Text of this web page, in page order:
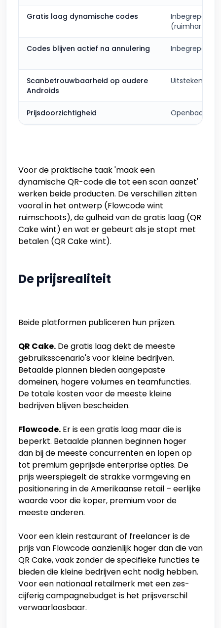
Gratis laag dynamische codes
Inbegrepen
(ruimhartig)
Codes blijven actief na annulering Inbegrepen
Scanbetrouwbaarheid op oudere
Androids
Uitstekend
Prijsdoorzichtigheid Openbaar
Voor de praktische taak 'maak een
dynamische QR-code die tot een scan aanzet'
werken beide producten. De verschillen zitten
vooral in het ontwerp (Flowcode wint
ruimschoots), de gulheid van de gratis laag (QR
Cake wint) en wat er gebeurt als je stopt met
betalen (QR Cake wint).
De prijsrealiteit
Beide platformen publiceren hun prijzen.
QR Cake. De gratis laag dekt de meeste
gebruiksscenario's voor kleine bedrijven.
Betaalde plannen bieden aangepaste
domeinen, hogere volumes en teamfuncties.
De totale kosten voor de meeste kleine
bedrijven blijven bescheiden.
Flowcode. Er is een gratis laag maar die is
beperkt. Betaalde plannen beginnen hoger
dan bij de meeste concurrenten en lopen op
tot premium geprijsde enterprise opties. De
prijs weerspiegelt de strakke vormgeving en
positionering in de Amerikaanse retail – eerlijke
waarde voor die koper, premium voor de
meeste anderen.
Voor een klein restaurant of freelancer is de
prijs van Flowcode aanzienlijk hoger dan die van
QR Cake, vaak zonder de specifieke functies te
bieden die kleine bedrijven echt nodig hebben.
Voor een nationaal retailmerk met een zes-
cijferig campagnebudget is het prijsverschil
verwaarloosbaar.